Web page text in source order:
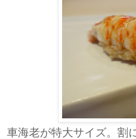
車海老が特大サイズ。割